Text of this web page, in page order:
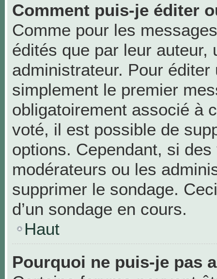
Comment puis-je éditer
Comme pour les
édités que par leur auteur,
administrateur. Pour
simplement le premier
obligatoirement associé à
voté, il est possible de
options. Cependant, si
modérateurs ou les
supprimer le sondage.
d’un sondage en cours.
Haut
Pourquoi ne puis-je pas